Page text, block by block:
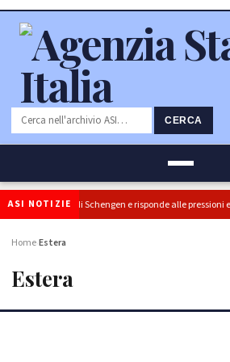
CERCA
ASI NOTIZIE
il blocco di Schengen e risponde alle pressioni esterne
HomeEstera
Estera